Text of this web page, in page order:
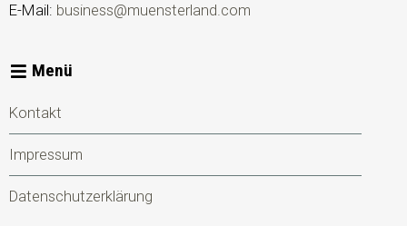
E-Mail: business@muensterland.com
Menü
Kontakt
Impressum
Datenschutzerklärung